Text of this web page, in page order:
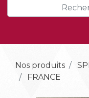
Nos produits
FRANCE